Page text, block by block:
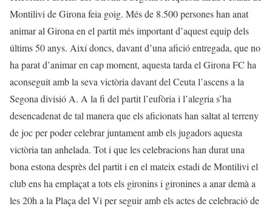
Montilivi de Girona feia goig. Més de 8.500 persones han anat
animar al Girona en el partit més important d’aquest equip dels
últims 50 anys. Així doncs, davant d’una afició entregada, que no
ha parat d’animar en cap moment, aquesta tarda el Girona FC ha
aconseguit amb la seva victòria davant del Ceuta l’ascens a la
Segona divisió A. A la fi del partit l’eufòria i l’alegria s’ha
desencadenat de tal manera que els aficionats han saltat al terreny
de joc per poder celebrar juntament amb els jugadors aquesta
victòria tan anhelada. Tot i que les celebracions han durat una
bona estona desprès del partit i en el mateix estadi de Montilivi el
club ens ha emplaçat a tots els gironins i gironines a anar demà a
les 20h a la Plaça del Vi per seguir amb els actes de celebració de